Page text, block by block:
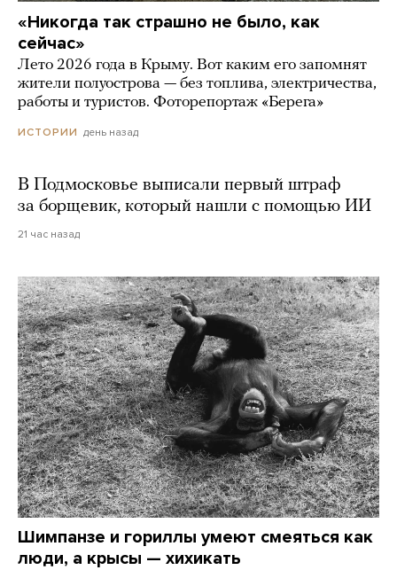
«Никогда так страшно не было, как
сейчас»
Лето 2026 года в Крыму. Вот каким его запомнят
жители полуострова — без топлива, электричества,
работы и туристов. Фоторепортаж «Берега»
ИСТОРИИ день назад
В Подмосковье выписали первый штраф
за борщевик, который нашли с помощью ИИ
21 час назад
Шимпанзе и гориллы умеют смеяться как
люди, а крысы — хихикать